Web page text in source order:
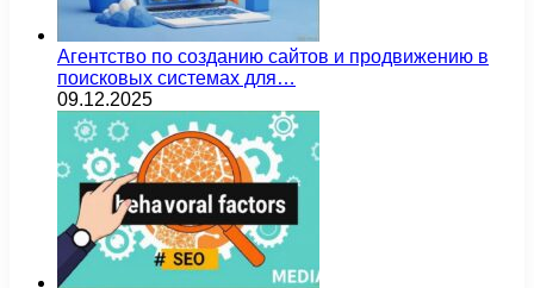
Агентство по созданию сайтов и продвижению в
поисковых системах для…
09.12.2025